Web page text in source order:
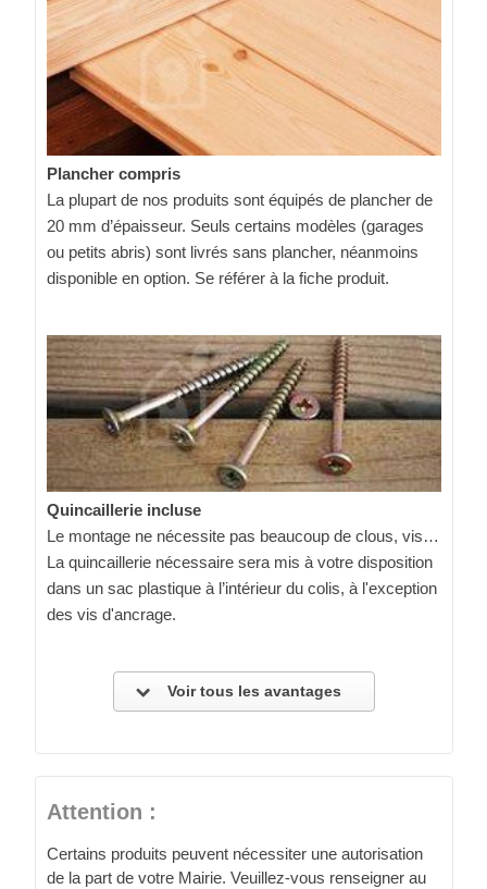
Plancher compris
La plupart de nos produits sont équipés de plancher de
20 mm d’épaisseur. Seuls certains modèles (garages
ou petits abris) sont livrés sans plancher, néanmoins
disponible en option. Se référer à la fiche produit.
Quincaillerie incluse
Le montage ne nécessite pas beaucoup de clous, vis…
La quincaillerie nécessaire sera mis à votre disposition
dans un sac plastique à l’intérieur du colis, à l'exception
des vis d'ancrage.
Voir tous les avantages
Attention :
Certains produits peuvent nécessiter une autorisation
de la part de votre Mairie. Veuillez-vous renseigner au